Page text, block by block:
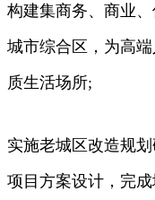
构建集商务、商业
城市综合区，为高
质生活场所;
实施老城区改造规
项目方案设计，完